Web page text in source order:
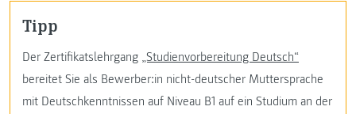
Tipp
Der Zertifikatslehrgang „Studienvorbereitung Deutsch“
bereitet Sie als Bewerber:in nicht-deutscher Muttersprache
mit Deutschkenntnissen auf Niveau B1 auf ein Studium an der